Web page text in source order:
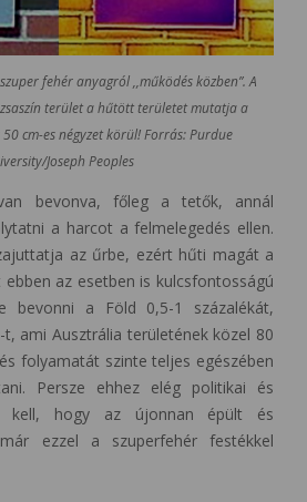
fehér anyagról ,,működés közben”. A
terület a hűtött területet mutatja a
cm-es négyzet körül! Forrás: Purdue
Joseph Peoples
bevonva, főleg a tetők, annál
a harcot a felmelegedés ellen.
az űrbe, ezért hűti magát a
az esetben is kulcsfontosságú
bevonni a Föld 0,5-1 százalékát,
-t, ami Ausztrália területének közel 80
folyamatát szinte teljes egészében
Persze ehhez elég politikai és
kell, hogy az újonnan épült és
ezzel a szuperfehér festékkel